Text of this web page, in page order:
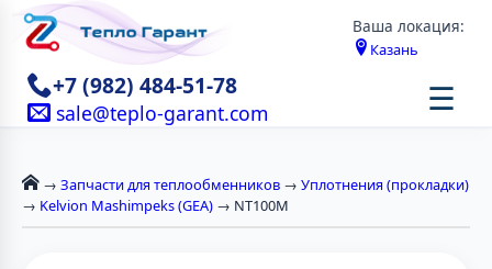
Ваша локация:
Казань
+7 (982) 484-51-78
sale@teplo-garant.com ☰
→ Запчасти для теплообменников → Уплотнения (прокладки)
→ Kelvion Mashimpeks (GEA) → NT100M